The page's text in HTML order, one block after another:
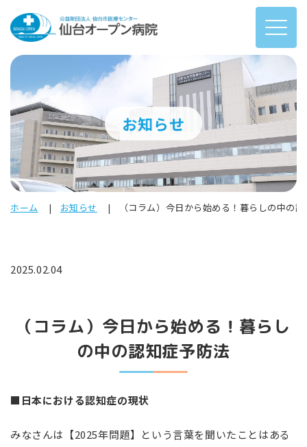
お知らせ
ホーム お知らせ （コラム）今日から始める！暮らしの中の
2025.02.04
（コラム）今日から始める！暮らし
の中の認知症予防法
■日本における認知症の現状
みなさんは【2025年問題】という言葉を聞いたことはある